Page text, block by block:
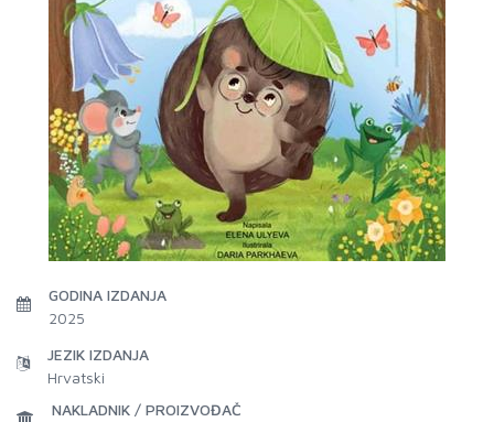
GODINA IZDANJA
2025
JEZIK IZDANJA
Hrvatski
NAKLADNIK / PROIZVOĐAČ